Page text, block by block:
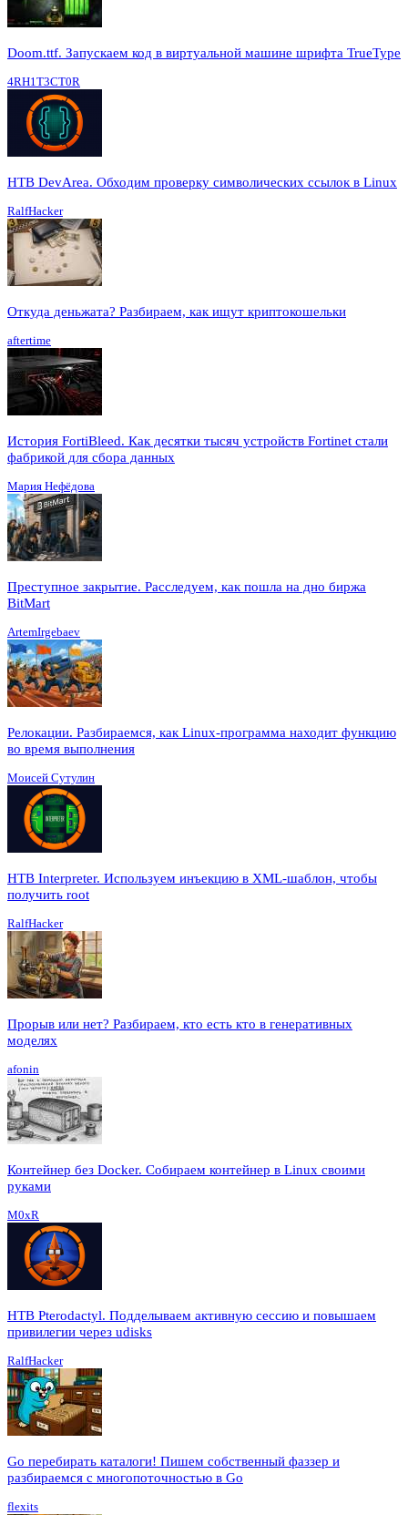
Doom.ttf. Запускаем код в виртуальной машине шрифта TrueType
4RH1T3CT0R
HTB DevArea. Обходим проверку символических ссылок в Linux
RalfHacker
Откуда деньжата? Разбираем, как ищут криптокошельки
aftertime
История FortiBleed. Как десятки тысяч устройств Fortinet стали
фабрикой для сбора данных
Мария Нефёдова
Преступное закрытие. Расследуем, как пошла на дно биржа
BitMart
ArtemIrgebaev
Релокации. Разбираемся, как Linux-программа находит функцию
во время выполнения
Моисей Сутулин
HTB Interpreter. Используем инъекцию в XML-шаблон, чтобы
получить root
RalfHacker
Прорыв или нет? Разбираем, кто есть кто в генеративных
моделях
afonin
Контейнер без Docker. Собираем контейнер в Linux своими
руками
M0xR
HTB Pterodactyl. Подделываем активную сессию и повышаем
привилегии через udisks
RalfHacker
Go перебирать каталоги! Пишем собственный фаззер и
разбираемся с многопоточностью в Go
flexits